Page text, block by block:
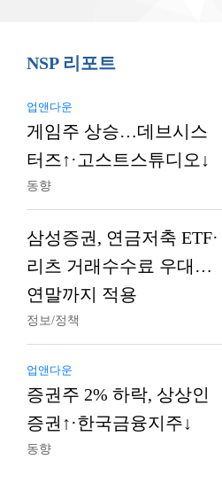
NSP 리포트
업앤다운
게임주 상승…데브시스
터즈↑·고스트스튜디오↓
동향
삼성증권, 연금저축 ETF·
리츠 거래수수료 우대…
연말까지 적용
정보/정책
업앤다운
증권주 2% 하락, 상상인
증권↑·한국금융지주↓
동향